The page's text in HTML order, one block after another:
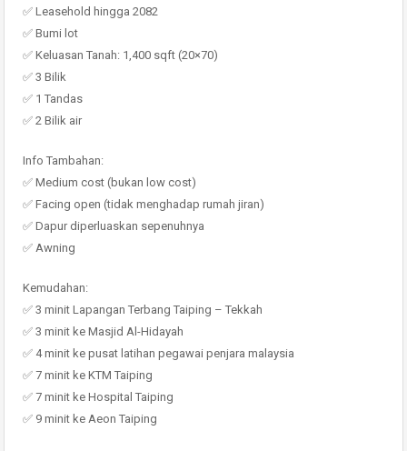
✅ Leasehold hingga 2082
✅ Bumi lot
✅ Keluasan Tanah: 1,400 sqft (20×70)
✅ 3 Bilik
✅ 1 Tandas
✅ 2 Bilik air
Info Tambahan:
✅ Medium cost (bukan low cost)
✅ Facing open (tidak menghadap rumah jiran)
✅ Dapur diperluaskan sepenuhnya
✅ Awning
Kemudahan:
✅ 3 minit Lapangan Terbang Taiping – Tekkah
✅ 3 minit ke Masjid Al-Hidayah
✅ 4 minit ke pusat latihan pegawai penjara malaysia
✅ 7 minit ke KTM Taiping
✅ 7 minit ke Hospital Taiping
✅ 9 minit ke Aeon Taiping